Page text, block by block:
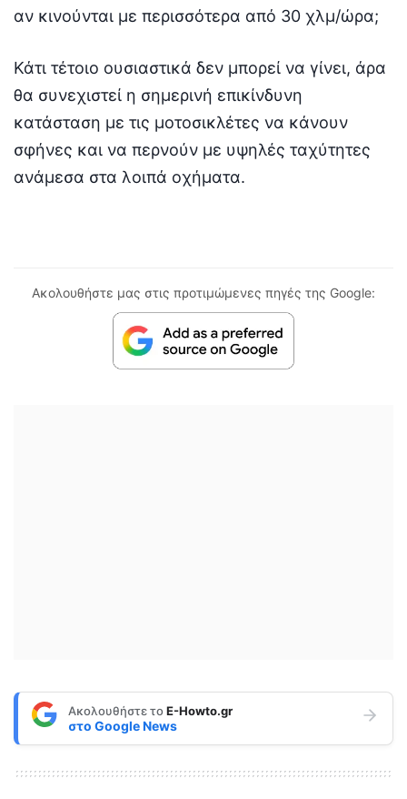
αν κινούνται με περισσότερα από 30 χλμ/ώρα;
Κάτι τέτοιο ουσιαστικά δεν μπορεί να γίνει, άρα
θα συνεχιστεί η σημερινή επικίνδυνη
κατάσταση με τις μοτοσικλέτες να κάνουν
σφήνες και να περνούν με υψηλές ταχύτητες
ανάμεσα στα λοιπά οχήματα.
Ακολουθήστε μας στις προτιμώμενες πηγές της Google:
Ακολουθήστε τοE-Howto.gr
στο Google News